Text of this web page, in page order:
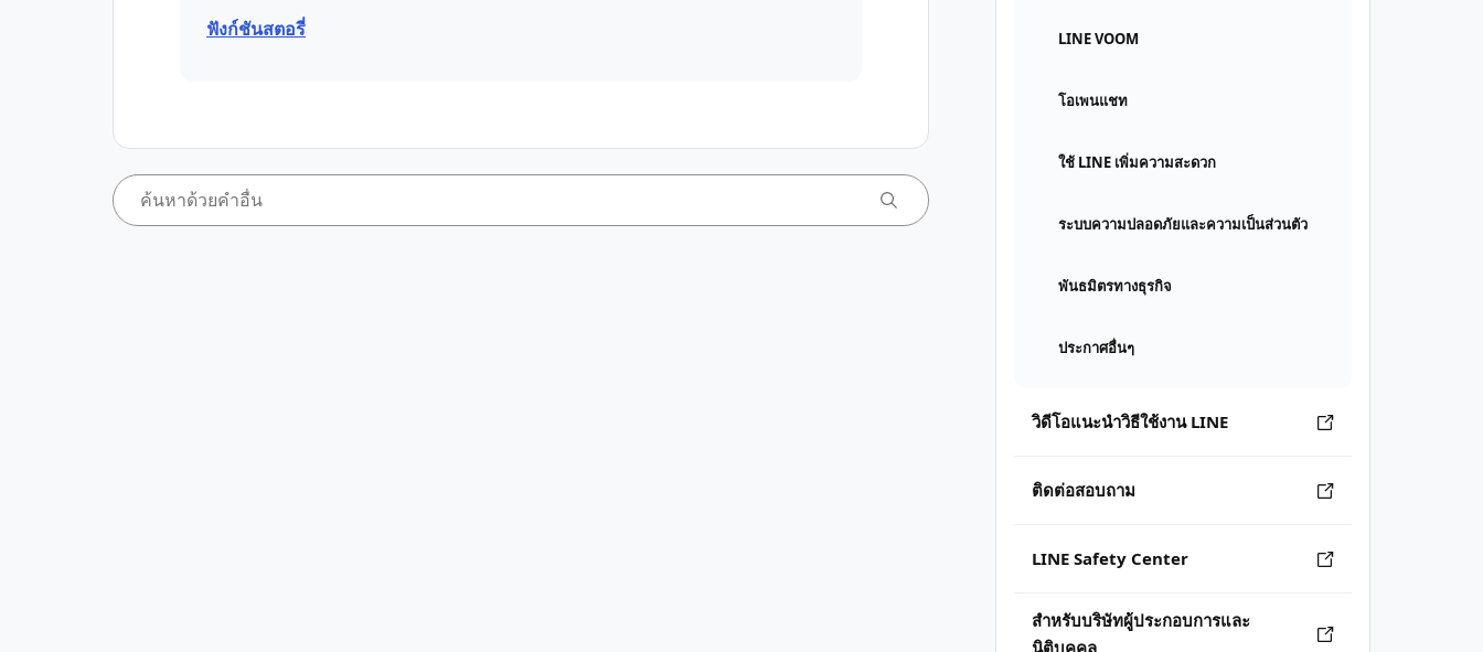
LINE VOOM
โอเพนแชท
ใช้ LINE เพิ่มความสะดวก
ระบบความปลอดภัยและความเป็นส่วนตัว
พันธมิตรทางธุรกิจ
ประกาศอื่นๆ
วิดีโอแนะนำวิธีใช้งาน LINE
ติดต่อสอบถาม
LINE Safety Center
สำหรับบริษัทผู้ประกอบการและ
นิติบุคคล
ฟังก์ชันสตอรี่